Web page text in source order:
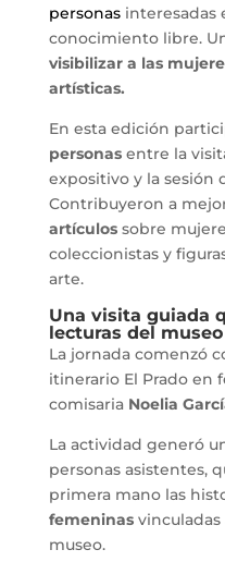
personasinteresadas
conocimiento libre.
visibilizar a las
artísticas.
En esta edición
personasentre la
expositivo y la sesión
Contribuyeron a
artículossobre
coleccionistas y
arte.
Una visita guiada
lecturas del museo
La jornada comenzó
itinerario El Prado en
comisaria Noelia
La actividad generó
personas asistentes,
primera mano las
femeninasvinculadas
museo.